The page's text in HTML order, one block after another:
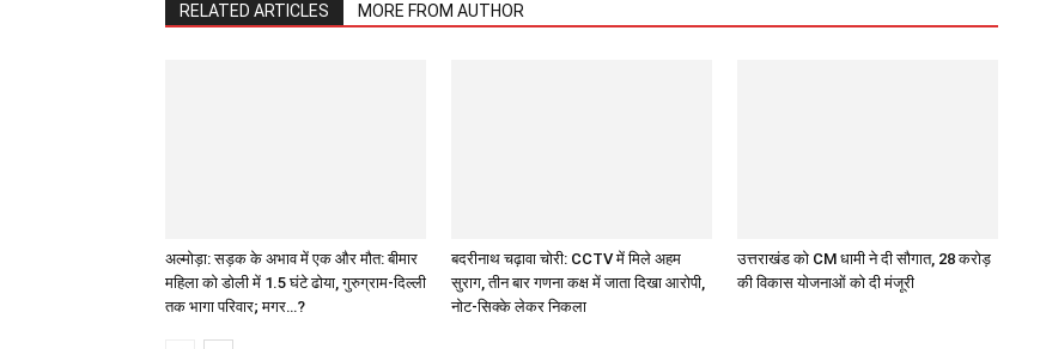
RELATED ARTICLES MORE FROM AUTHOR
अल्मोड़ा: सड़क के अभाव में एक और मौत: बीमार
महिला को डोली में 1.5 घंटे ढोया, गुरुग्राम-दिल्ली
तक भागा परिवार; मगर…?
बदरीनाथ चढ़ावा चोरी: CCTV में मिले अहम
सुराग, तीन बार गणना कक्ष में जाता दिखा आरोपी,
नोट-सिक्के लेकर निकला
उत्तराखंड को CM धामी ने दी सौगात, 28 करोड़
की विकास योजनाओं को दी मंजूरी